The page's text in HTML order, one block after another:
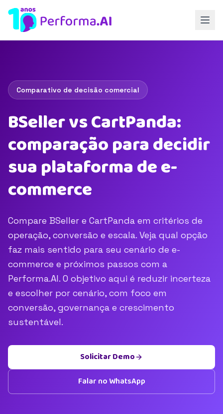
Comparativo de decisão comercial
BSeller vs CartPanda:
comparação para decidir
sua plataforma de e-
commerce
Compare BSeller e CartPanda em critérios de
operação, conversão e escala. Veja qual opção
faz mais sentido para seu cenário de e-
commerce e próximos passos com a
Performa.AI. O objetivo aqui é reduzir incerteza
e escolher por cenário, com foco em
conversão, governança e crescimento
sustentável.
Solicitar Demo
Falar no WhatsApp